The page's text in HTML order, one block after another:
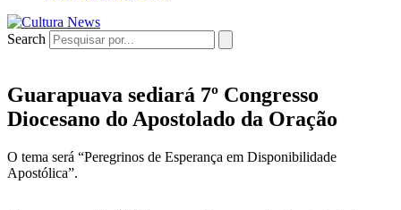
Search
Guarapuava sediará 7º Congresso
Diocesano do Apostolado da Oração
O tema será “Peregrinos de Esperança em Disponibilidade
Apostólica”.